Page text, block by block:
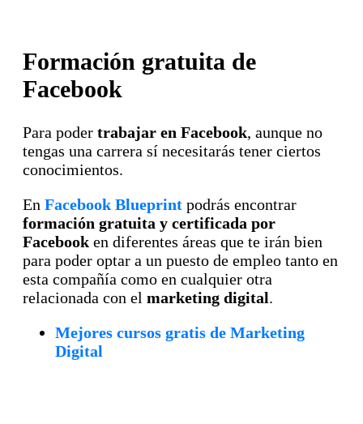
Formación gratuita de
Facebook
Para poder trabajar en Facebook, aunque no
tengas una carrera sí necesitarás tener ciertos
conocimientos.
En Facebook Blueprint podrás encontrar
formación gratuita y certificada por
Facebook en diferentes áreas que te irán bien
para poder optar a un puesto de empleo tanto en
esta compañía como en cualquier otra
relacionada con el marketing digital.
Mejores cursos gratis de Marketing
Digital